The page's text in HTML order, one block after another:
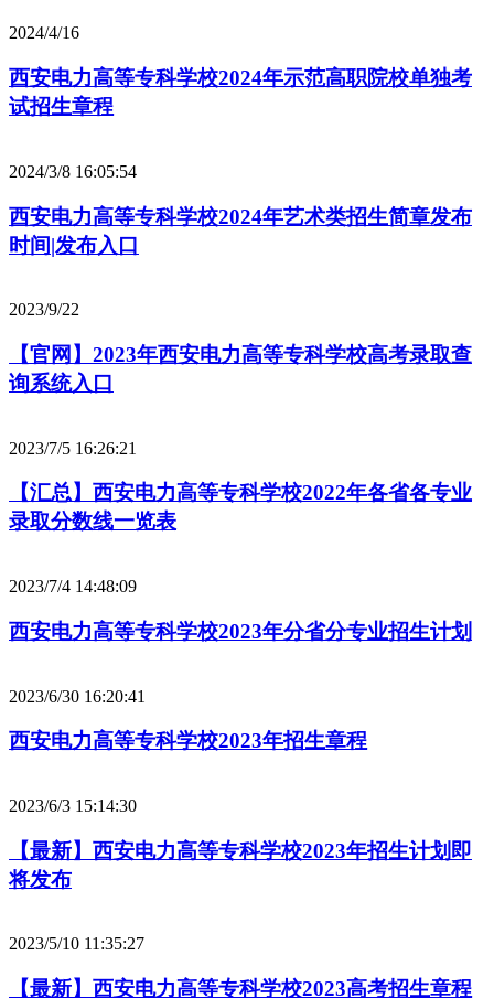
2024/4/16
西安电力高等专科学校2024年示范高职院校单独考
试招生章程
2024/3/8 16:05:54
西安电力高等专科学校2024年艺术类招生简章发布
时间|发布入口
2023/9/22
【官网】2023年西安电力高等专科学校高考录取查
询系统入口
2023/7/5 16:26:21
【汇总】西安电力高等专科学校2022年各省各专业
录取分数线一览表
2023/7/4 14:48:09
西安电力高等专科学校2023年分省分专业招生计划
2023/6/30 16:20:41
西安电力高等专科学校2023年招生章程
2023/6/3 15:14:30
【最新】西安电力高等专科学校2023年招生计划即
将发布
2023/5/10 11:35:27
【最新】西安电力高等专科学校2023高考招生章程